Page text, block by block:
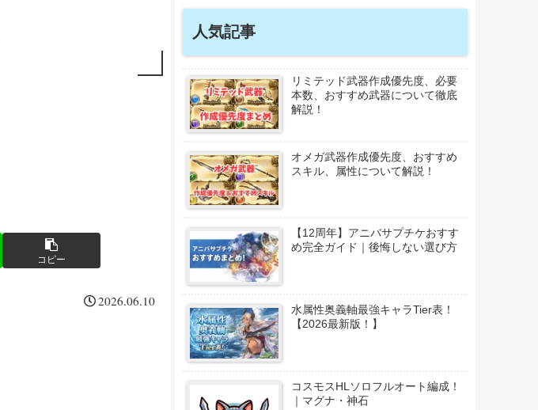
コピー
2026.06.10
人気記事
リミテッド武器作成優先度、必要
本数、おすすめ武器について徹底
解説！
オメガ武器作成優先度、おすすめ
スキル、属性について解説！
【12周年】アニバサプチケおすす
め完全ガイド｜後悔しない選び方
水属性奥義軸最強キャラTier表！
【2026最新版！】
コスモスHLソロフルオート編成！
｜マグナ・神石